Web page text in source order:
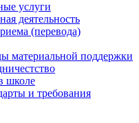
услуги
деятельность
(перевода)
материальной поддержки
школе
и требования